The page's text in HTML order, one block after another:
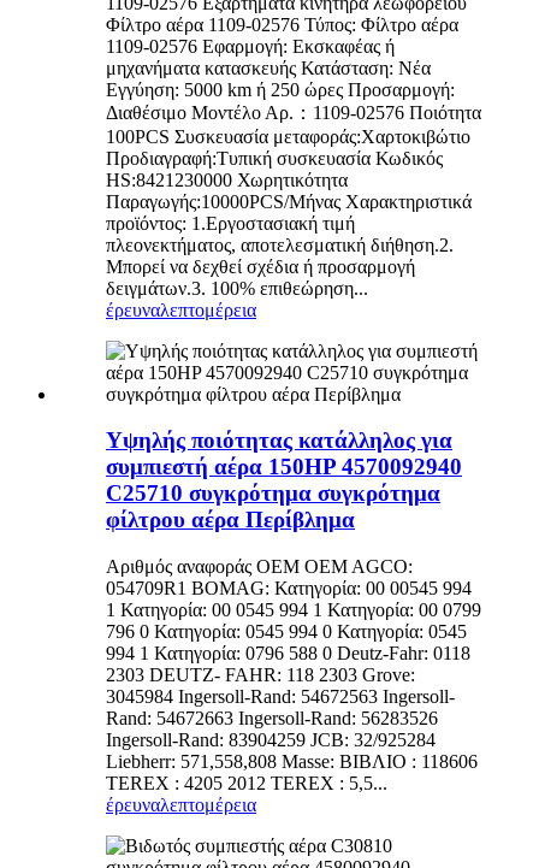
Φίλτρο αέρα 1109-02576 Τύπος: Φίλτρο αέρα
1109-02576 Εφαρμογή: Εκσκαφέας ή
μηχανήματα κατασκευής Κατάσταση: Νέα
Εγγύηση: 5000 km ή 250 ώρες Προσαρμογή:
Διαθέσιμο Μοντέλο Αρ.：1109-02576 Ποιότητα
100PCS Συσκευασία μεταφοράς:Χαρτοκιβώτιο
Προδιαγραφή:Τυπική συσκευασία Κωδικός
HS:8421230000 Χωρητικότητα
Παραγωγής:10000PCS/Μήνας Χαρακτηριστικά
προϊόντος: 1.Εργοστασιακή τιμή
πλεονεκτήματος, αποτελεσματική διήθηση.2.
Μπορεί να δεχθεί σχέδια ή προσαρμογή
δειγμάτων.3. 100% επιθεώρηση...
έρευναλεπτομέρεια
Υψηλής ποιότητας κατάλληλος για
συμπιεστή αέρα 150HP 4570092940
C25710 συγκρότημα συγκρότημα
φίλτρου αέρα Περίβλημα
Αριθμός αναφοράς OEM OEM AGCO:
054709R1 BOMAG: Κατηγορία: 00 00545 994
1 Κατηγορία: 00 0545 994 1 Κατηγορία: 00 0799
796 0 Κατηγορία: 0545 994 0 Κατηγορία: 0545
994 1 Κατηγορία: 0796 588 0 Deutz-Fahr: 0118
2303 DEUTZ- FAHR: 118 2303 Grove:
3045984 Ingersoll-Rand: 54672563 Ingersoll-
Rand: 54672663 Ingersoll-Rand: 56283526
Ingersoll-Rand: 83904259 JCB: 32/925284
Liebherr: 571,558,808 Masse: ΒΙΒΛΙΟ : 118606
TEREX : 4205 2012 TEREX : 5,5...
έρευναλεπτομέρεια